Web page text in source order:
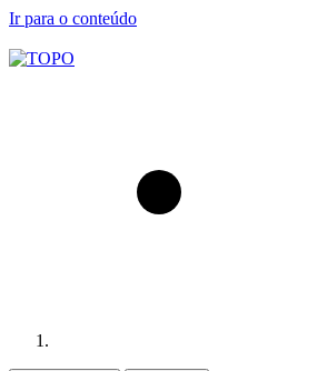
Ir para o conteúdo